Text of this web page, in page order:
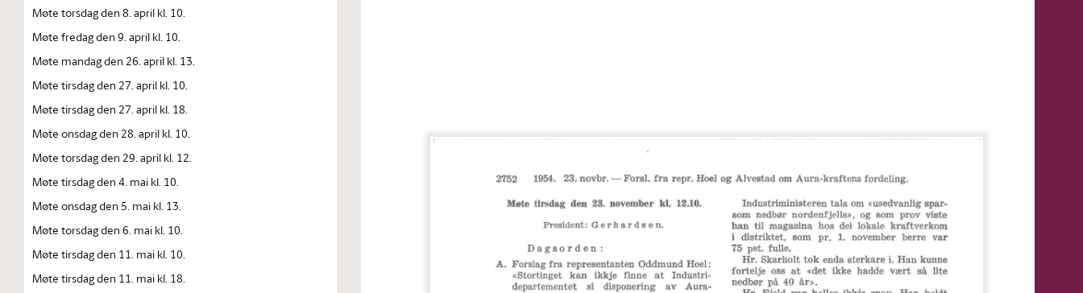
Møte torsdag den 8. april kl. 10.
Møte fredag den 9. april kl. 10.
Møte mandag den 26. april kl. 13.
Møte tirsdag den 27. april kl. 10.
Møte tirsdag den 27. april kl. 18.
Møte onsdag den 28. april kl. 10.
Møte torsdag den 29. april kl. 12.
Møte tirsdag den 4. mai kl. 10.
Møte onsdag den 5. mai kl. 13.
Møte torsdag den 6. mai kl. 10.
Møte tirsdag den 11. mai kl. 10.
Møte tirsdag den 11. mai kl. 18.